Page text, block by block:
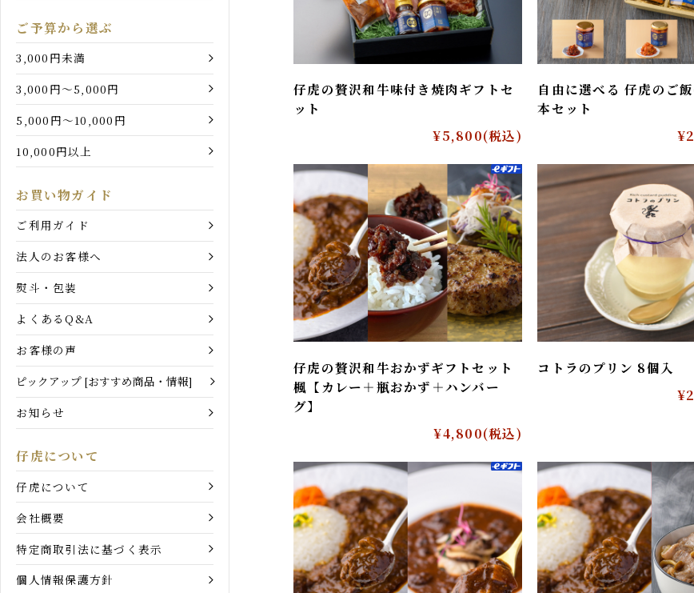
ット
¥5,800(税込)
本セット
仔虎の贅沢和牛おかずギフトセット
楓【カレー＋瓶おかず＋ハンバー
グ】
¥4,800(税込)
法人向け商品
ご予算から選ぶ
3,000円未満
3,000円〜5,000円
10,000円以上
お買い物ガイド
ご利用ガイド
法人のお客様へ
熨斗・包装
よくあるQ&A
お客様の声
ピックアップ [おすすめ商品・情報]
お知らせ
仔虎について
仔虎について